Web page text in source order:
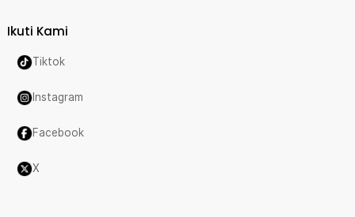
Ikuti Kami
Tiktok
Instagram
Facebook
X